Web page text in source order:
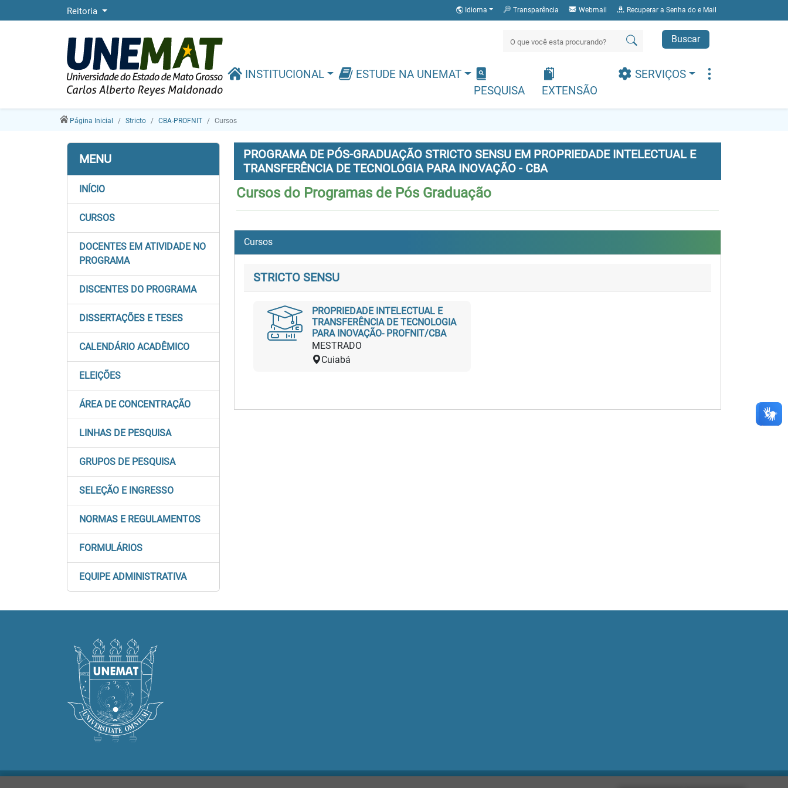
Reitoria Idioma Transparência Webmail Recuperar a Senha do e Mail
Buscar
INSTITUCIONAL
ESTUDE NA UNEMAT
PESQUISA
EXTENSÃO
SERVIÇOS
Página Inicial Stricto CBA-PROFNIT Cursos
MENU
INÍCIO
CURSOS
DOCENTES EM ATIVIDADE NO
PROGRAMA
DISCENTES DO PROGRAMA
DISSERTAÇÕES E TESES
CALENDÁRIO ACADÊMICO
ELEIÇÕES
ÁREA DE CONCENTRAÇÃO
LINHAS DE PESQUISA
GRUPOS DE PESQUISA
SELEÇÃO E INGRESSO
NORMAS E REGULAMENTOS
FORMULÁRIOS
EQUIPE ADMINISTRATIVA
PROGRAMA DE PÓS-GRADUAÇÃO STRICTO SENSU EM PROPRIEDADE INTELECTUAL E
TRANSFERÊNCIA DE TECNOLOGIA PARA INOVAÇÃO - CBA
Cursos do Programas de Pós Graduação
Cursos
STRICTO SENSU
PROPRIEDADE INTELECTUAL E
TRANSFERÊNCIA DE TECNOLOGIA
PARA INOVAÇÃO- PROFNIT/CBA
MESTRADO
Cuiabá